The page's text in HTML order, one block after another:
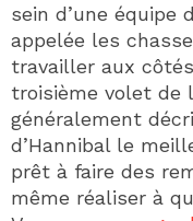
sein d’une équipe
appelée les
travailler aux
troisième volet de
généralement
d’Hannibal le
prêt à faire des
même réaliser à